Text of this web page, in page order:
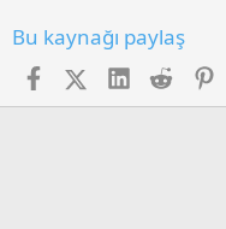
Bu kaynağı paylaş
FacebookX (Twitter)
LinkedIn
Reddit